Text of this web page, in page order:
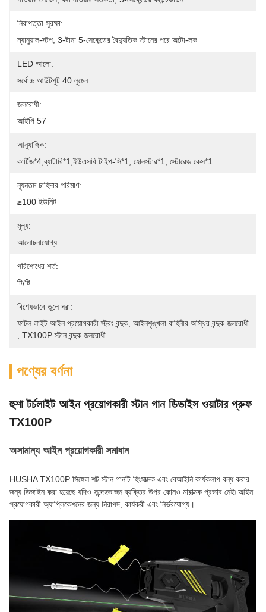
নিরাপত্তা সুরক্ষা:
ম্যানুয়াল-স্টপ, 3-টানা 5-সেকেন্ডের বৈদ্যুতিক স্টানের পরে অটো-লক
LED আলো:
সর্বোচ্চ আউটপুট 40 লুমেন
জলরোধী:
আইপি 57
আনুষাঙ্গিক:
কার্টিজ*4,ব্যাটারি*1,ইউএসবি টাইপ-সি*1, হোলস্টার*1, স্টোরেজ কেস*1
ন্যূনতম চাহিদার পরিমাণ:
≥100 ইউনিট
মূল্য:
আলোচনাযোগ্য
পরিশোধের শর্ত:
টি/টি
বিশেষভাবে তুলে ধরা:
ফাটল লাইট আইন প্রয়োগকারী স্ট্রং বন্দুক আইনশৃঙ্খলা বাহিনীর অস্থির বন্দুক জলরোধী
TX100P স্টান বন্দুক জলরোধী
পণ্যের বর্ণনা
হুশা টর্চলাইট আইন প্রয়োগকারী স্টান গান ডিভাইস ওয়াটার প্রুফ
TX100P
অসামান্য আইন প্রয়োগকারী সমাধান
HUSHA TX100P সিঙ্গেল শট স্টান গানটি হিংসাত্মক এবং বেআইনি কার্যকলাপ বন্ধ করার
জন্য ডিজাইন করা হয়েছে যদিও সন্দেহভাজন ব্যক্তির উপর কোনও মারাত্মক প্রভাব নেই৷ আইন
প্রয়োগকারী অ্যাপ্লিকেশনের জন্য নিরাপদ, কার্যকরী এবং নির্ভরযোগ্য।